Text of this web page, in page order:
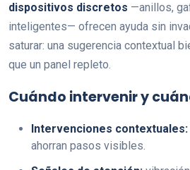
dispositivos discretos —anillos,
inteligentes— ofrecen ayuda sin
saturar: una sugerencia contextual
que un panel repleto.
Cuándo intervenir y
Intervenciones contextuales:
ahorran pasos visibles.